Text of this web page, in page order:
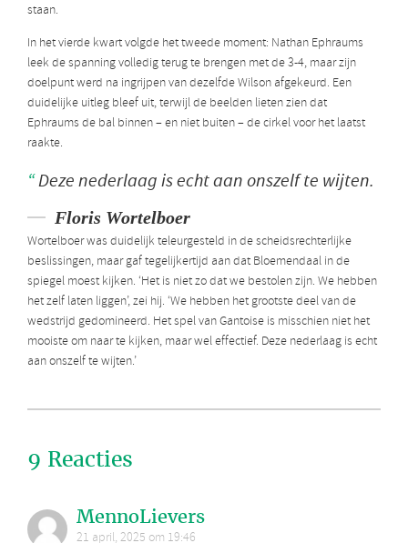
staan.
In het vierde kwart volgde het tweede moment: Nathan Ephraums
leek de spanning volledig terug te brengen met de 3-4, maar zijn
doelpunt werd na ingrijpen van dezelfde Wilson afgekeurd. Een
duidelijke uitleg bleef uit, terwijl de beelden lieten zien dat
Ephraums de bal binnen – en niet buiten – de cirkel voor het laatst
raakte.
Deze nederlaag is echt aan onszelf te wijten.
Floris Wortelboer
Wortelboer was duidelijk teleurgesteld in de scheidsrechterlijke
beslissingen, maar gaf tegelijkertijd aan dat Bloemendaal in de
spiegel moest kijken. ‘Het is niet zo dat we bestolen zijn. We hebben
het zelf laten liggen’, zei hij. ‘We hebben het grootste deel van de
wedstrijd gedomineerd. Het spel van Gantoise is misschien niet het
mooiste om naar te kijken, maar wel effectief. Deze nederlaag is echt
aan onszelf te wijten.’
9 Reacties
MennoLievers
21 april, 2025 om 19:46